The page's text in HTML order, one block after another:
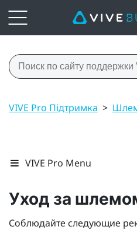
VIVE Pro Підтримка >
VIVE Pro Menu
Уход за
Соблюдайте следующие